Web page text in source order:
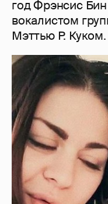
год Фрэнсис
вокалистом
Мэттью Р. Куком.